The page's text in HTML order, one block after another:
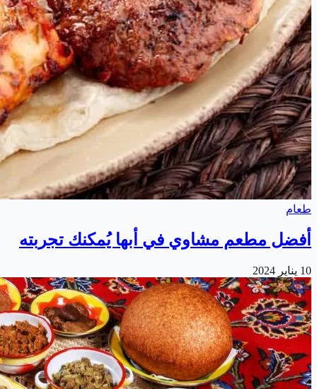
طعام
أفضل مطعم مشاوي في أبها يُمكنك تجربته
10 يناير 2024